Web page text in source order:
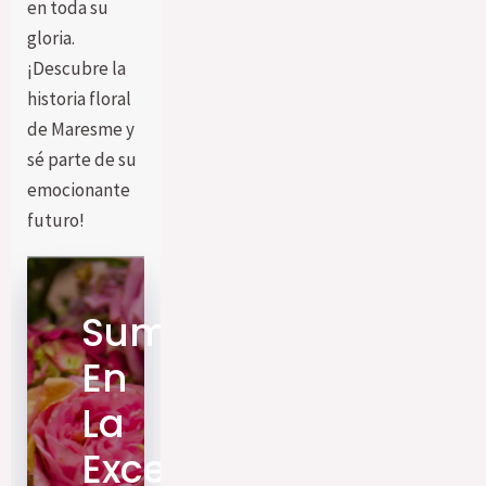
en toda su
gloria.
¡Descubre la
historia floral
de Maresme y
sé parte de su
emocionante
futuro!
Sumérgete
En
La
Excelencia